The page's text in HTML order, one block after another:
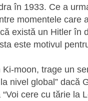
în 1933. Ce a
momentele care
există un Hitler în
este mo­tivul
moon, trage un
nivel global” dacă
cere cu tărie la